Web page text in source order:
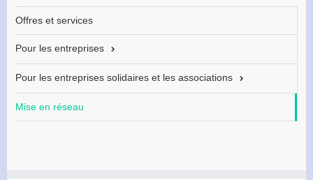
Offres et services
Pour les entreprises
Pour les entreprises solidaires et les associations
Mise en réseau